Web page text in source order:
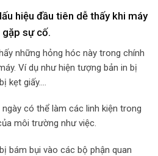
hiệu đầu tiên dễ thấy khi máy
gặp sự cố.
những hỏng hóc này trong chính
Ví dụ như hiện tượng bản in bị
kẹt giấy….
có thể làm các linh kiện trong
môi trường như việc.
bám bụi vào các bộ phận quan